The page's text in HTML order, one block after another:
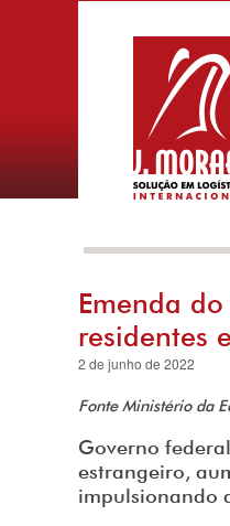
Emenda
residentes
2 de junho de 2022
Fonte Ministério da
Governo
estrangeiro,
impulsionando